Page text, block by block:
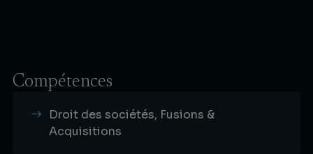
Compétences
Droit des sociétés, Fusions &
Acquisitions